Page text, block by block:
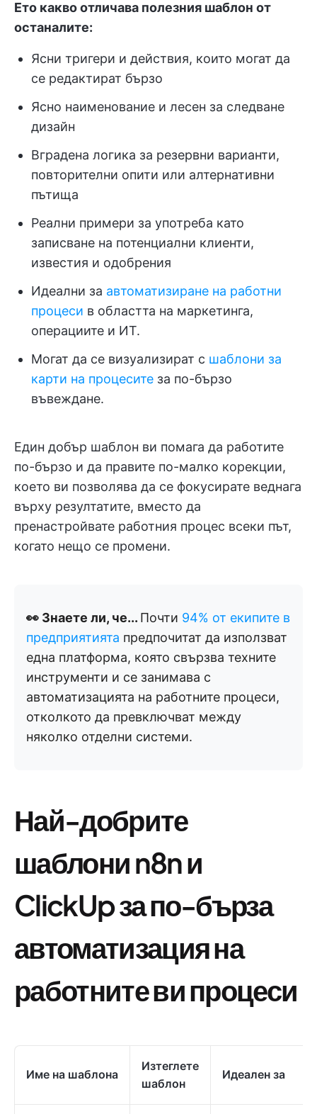
Ето какво отличава полезния шаблон от
останалите:
Ясни тригери и действия, които могат да
се редактират бързо
Ясно наименование и лесен за следване
дизайн
Вградена логика за резервни варианти,
повторителни опити или алтернативни
пътища
Реални примери за употреба като
записване на потенциални клиенти,
известия и одобрения
Идеални за автоматизиране на работни
процеси в областта на маркетинга,
операциите и ИТ.
Могат да се визуализират с шаблони за
карти на процесите за по-бързо
въвеждане.
Един добър шаблон ви помага да работите
по-бързо и да правите по-малко корекции,
което ви позволява да се фокусирате веднага
върху резултатите, вместо да
пренастройвате работния процес всеки път,
когато нещо се промени.
👀 Знаете ли, че... Почти 94% от екипите в
предприятията предпочитат да използват
една платформа, която свързва техните
инструменти и се занимава с
автоматизацията на работните процеси,
отколкото да превключват между
няколко отделни системи.
Най-добрите
шаблони n8n и
ClickUp за по-бърза
автоматизация на
работните ви процеси
Име на шаблона
Изтеглете
шаблон
Идеален за